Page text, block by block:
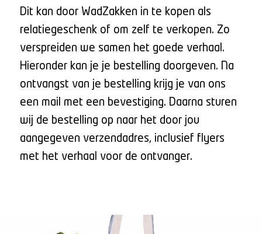
Dit kan door WadZakken in te kopen als
relatiegeschenk of om zelf te verkopen. Zo
verspreiden we samen het goede verhaal.
Hieronder kan je je bestelling doorgeven. Na
ontvangst van je bestelling krijg je van ons
een mail met een bevestiging. Daarna sturen
wij de bestelling op naar het door jou
aangegeven verzendadres, inclusief flyers
met het verhaal voor de ontvanger.